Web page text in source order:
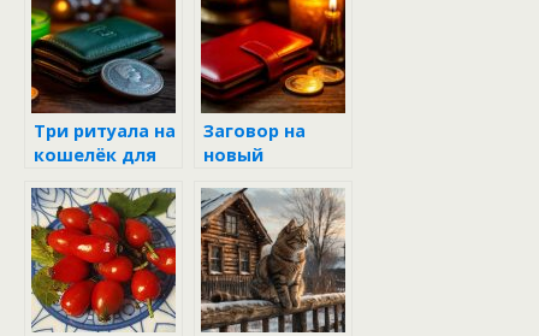
Три ритуала на
кошелёк для
денег
Заговор на
новый
привлечения
денег